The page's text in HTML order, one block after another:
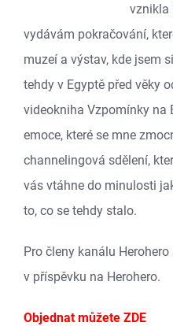
Cvičení se Zdenkou
Obchod Zdenky
Ukázky z tvorby
Čajovna Relax
Pronájem meditační
vznikla
vydávám pokračování,
muzeí a výstav, kde jsem
tehdy v Egyptě před věky
videokniha Vzpomínky na
emoce, které se mne
channelingová sdělení,
vás vtáhne do minulosti
to, co se tehdy stalo.
Pro členy kanálu
v příspěvku na Herohero.
Objednat můžete ZDE